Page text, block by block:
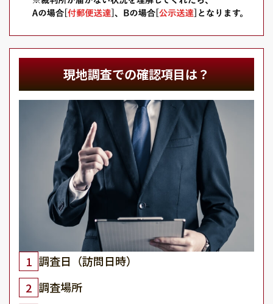
現地調査での確認項目は？
1 調査日（訪問日時）
2 調査場所